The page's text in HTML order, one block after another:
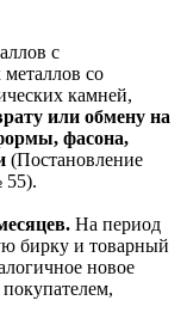
с
со
камней,
или обмену на
фасона,
(Постановление
55).
На период
бирку и товарный
новое